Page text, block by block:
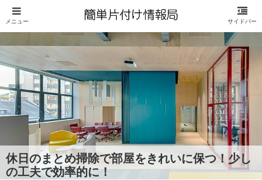
休日のまとめ掃除で部屋をきれいに保つ！少し
の工夫で効率的に！